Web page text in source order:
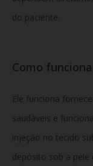
do paciente.
Como
Ele funciona
saudáveis e
injeção no tecido
depósito sob a